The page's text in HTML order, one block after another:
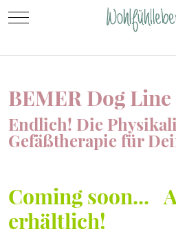
Mobile Menu Toggle
BEMER Dog Line
Endlich! Die
Gefäßtherapie für
Coming soon...
erhältlich!